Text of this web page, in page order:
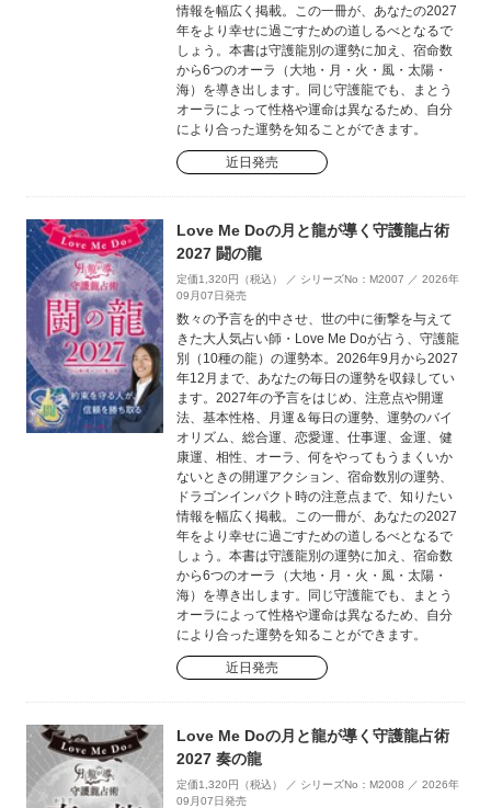
情報を幅広く掲載。この一冊が、あなたの2027
年をより幸せに過ごすための道しるべとなるで
しょう。本書は守護龍別の運勢に加え、宿命数
から6つのオーラ（大地・月・火・風・太陽・
海）を導き出します。同じ守護龍でも、まとう
オーラによって性格や運命は異なるため、自分
により合った運勢を知ることができます。
近日発売
Love Me Doの月と龍が導く守護龍占術
2027 闘の龍
定価1,320円（税込） ／ シリーズNo：M2007 ／ 2026年
09月07日発売
数々の予言を的中させ、世の中に衝撃を与えて
きた大人気占い師・Love Me Doが占う、守護龍
別（10種の龍）の運勢本。2026年9月から2027
年12月まで、あなたの毎日の運勢を収録してい
ます。2027年の予言をはじめ、注意点や開運
法、基本性格、月運＆毎日の運勢、運勢のバイ
オリズム、総合運、恋愛運、仕事運、金運、健
康運、相性、オーラ、何をやってもうまくいか
ないときの開運アクション、宿命数別の運勢、
ドラゴンインパクト時の注意点まで、知りたい
情報を幅広く掲載。この一冊が、あなたの2027
年をより幸せに過ごすための道しるべとなるで
しょう。本書は守護龍別の運勢に加え、宿命数
から6つのオーラ（大地・月・火・風・太陽・
海）を導き出します。同じ守護龍でも、まとう
オーラによって性格や運命は異なるため、自分
により合った運勢を知ることができます。
近日発売
Love Me Doの月と龍が導く守護龍占術
2027 奏の龍
定価1,320円（税込） ／ シリーズNo：M2008 ／ 2026年
09月07日発売